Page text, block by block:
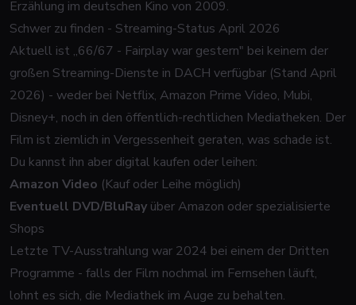
Erzählung im deutschen Kino von 2009.
Schwer zu finden - Streaming-Status April 2026
Aktuell ist „66/67 - Fairplay war gestern" bei keinem der
großen Streaming-Dienste in DACH verfügbar (Stand April
2026) - weder bei Netflix, Amazon Prime Video, Mubi,
Disney+, noch in den öffentlich-rechtlichen Mediatheken. Der
Film ist ziemlich in Vergessenheit geraten, was schade ist.
Du kannst ihn aber digital kaufen oder leihen:
Amazon Video (Kauf oder Leihe möglich)
Eventuell DVD/BluRay über Amazon oder spezialisierte
Shops
Letzte TV-Ausstrahlung war 2024 bei einem der Dritten
Programme - falls der Film nochmal im Fernsehen läuft,
lohnt es sich, die Mediathek im Auge zu behalten.